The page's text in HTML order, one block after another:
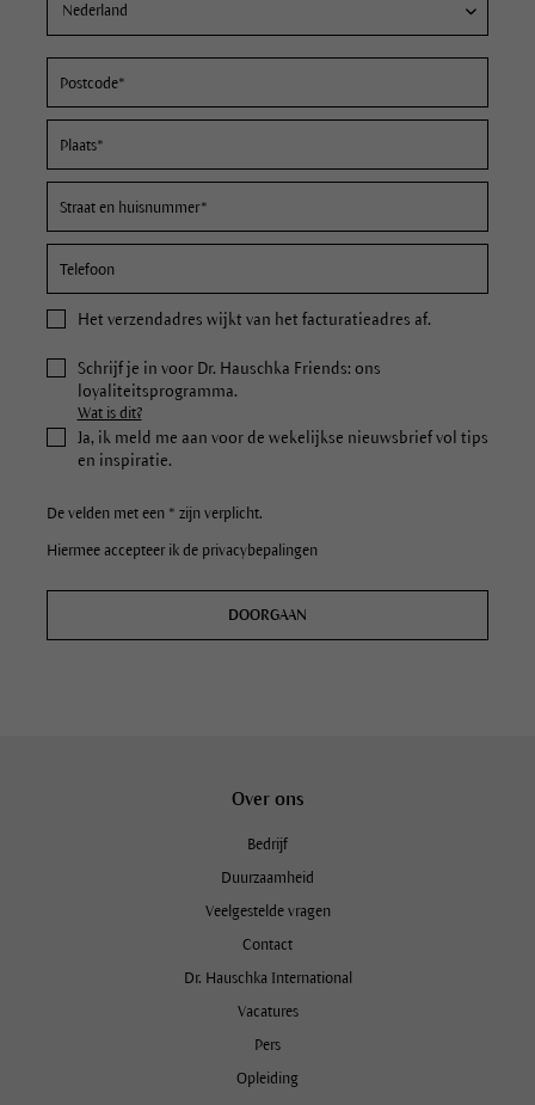
Het verzendadres wijkt van het facturatieadres af.
Schrijf je in voor Dr. Hauschka Friends: ons
loyaliteitsprogramma.
Wat is dit?
Ja, ik meld me aan voor de wekelijkse nieuwsbrief vol tips
en inspiratie.
De velden met een * zijn verplicht.
Hiermee accepteer ik de privacybepalingen
DOORGAAN
Over ons
Bedrijf
Duurzaamheid
Veelgestelde vragen
Contact
Dr. Hauschka International
Vacatures
Pers
Opleiding